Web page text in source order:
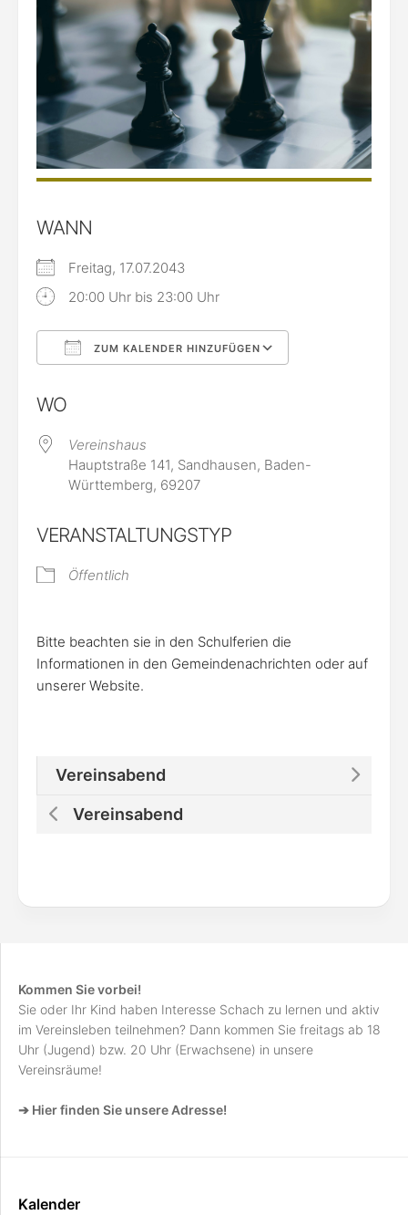
WANN
Freitag, 17.07.2043
20:00 Uhr bis 23:00 Uhr
ZUM KALENDER HINZUFÜGEN
WO
Vereinshaus
Hauptstraße 141, Sandhausen, Baden-
Württemberg, 69207
VERANSTALTUNGSTYP
Öffentlich
Bitte beachten sie in den Schulferien die
Informationen in den Gemeindenachrichten oder auf
unserer Website.
Vereinsabend
Vereinsabend
Kommen Sie vorbei!
Sie oder Ihr Kind haben Interesse Schach zu lernen und aktiv
im Vereinsleben teilnehmen? Dann kommen Sie freitags ab 18
Uhr (Jugend) bzw. 20 Uhr (Erwachsene) in unsere
Vereinsräume!
➔ Hier finden Sie unsere Adresse!
Kalender